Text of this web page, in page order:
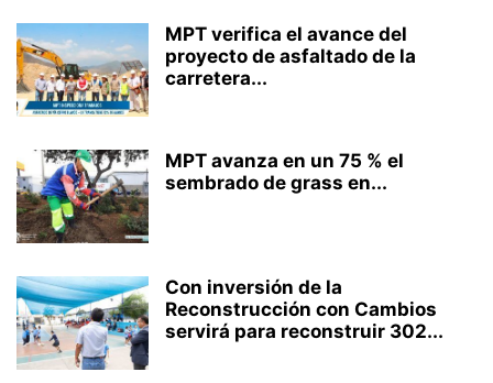
MPT verifica el avance del
proyecto de asfaltado de la
carretera...
MPT avanza en un 75 % el
sembrado de grass en...
Con inversión de la
Reconstrucción con Cambios
servirá para reconstruir 302...